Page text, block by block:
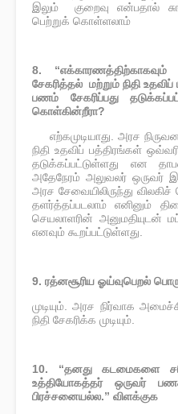
இலும் குறைவு என்பதால்
பெற்றுக் கொள்ளலாம்
8.
சேகரித்தல் மற்றும் நிதி
பணம் சேகரிப்பது
கொள்கின்றீரா?
எற்கமுடியாது. அரச
நிதி உதவிப் பத்திரங்கள்
தடுக்கப்பட்டுள்ளது என
அதேநேரம் அலுவலர் ஒருவர்
அரச சேவையிலிருந்து
தளர்த்தப்படலாம் எனினும்
செயலாளரின் அனுமதியுடன்
எனவும் கூறப்பட்டுள்ளது.
9. ரத்னசூரிய ஓய்வுபெறல்
முடியும். அரச நிர்வாக
நிதி சேகரிக்க முடியும்.
10. “தனது கடமைகளை
உத்தியோகத்தர் ஒருவர்
பிரச்சனையல்ல.” விளக்குக